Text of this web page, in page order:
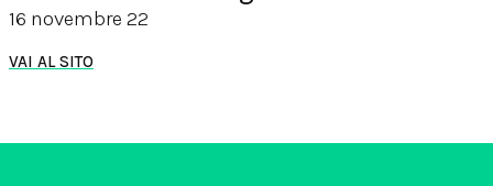
16 novembre 22
VAI AL SITO